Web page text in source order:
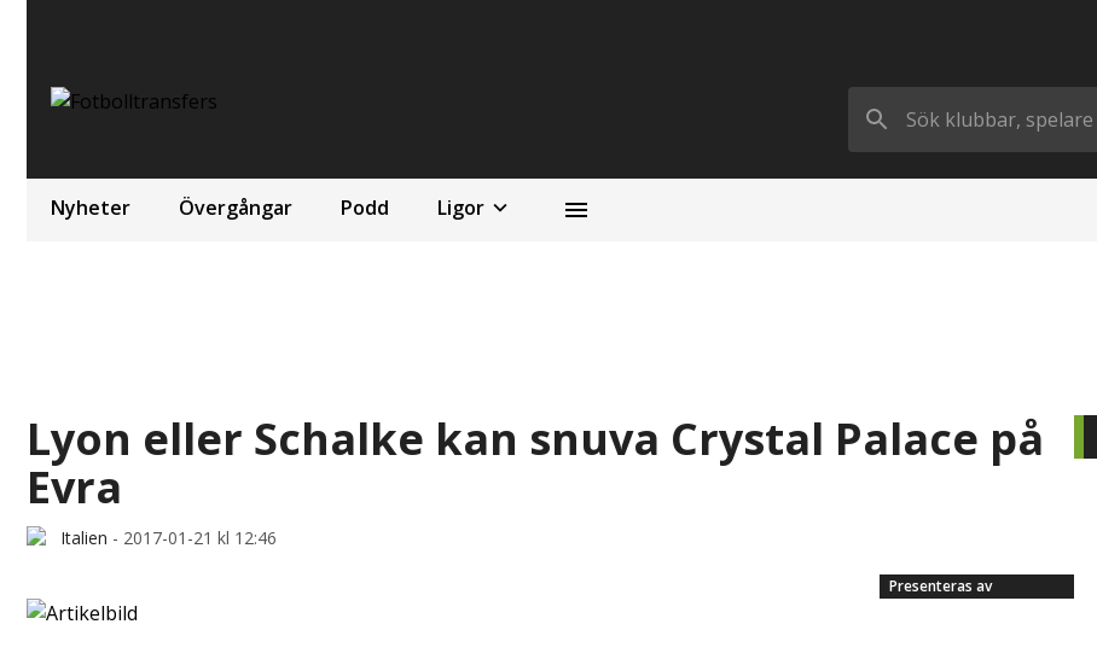
Nyheter Övergångar Podd Ligor
Lyon eller Schalke kan snuva Crystal Palace på
Evra
Italien - 2017-01-21 kl 12:46
Presenteras av